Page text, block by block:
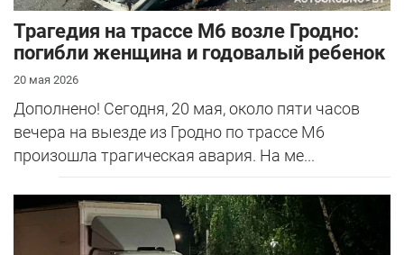
Трагедия на трассе М6 возле Гродно:
погибли женщина и годовалый ребенок
20 мая 2026
Дополнено! Сегодня, 20 мая, около пяти часов
вечера на выезде из Гродно по трассе М6
произошла трагическая авария. На ме...